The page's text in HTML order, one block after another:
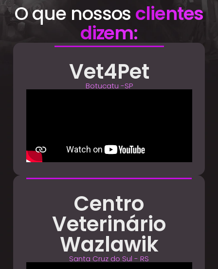
O que nossos clientes
dizem:
Vet4Pet
Botucatu -SP
Centro
Veterinário
Wazlawik
Santa Cruz do Sul - RS